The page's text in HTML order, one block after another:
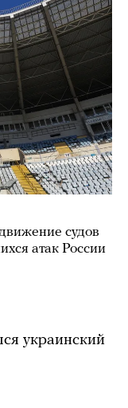
судов
атак России
украинский